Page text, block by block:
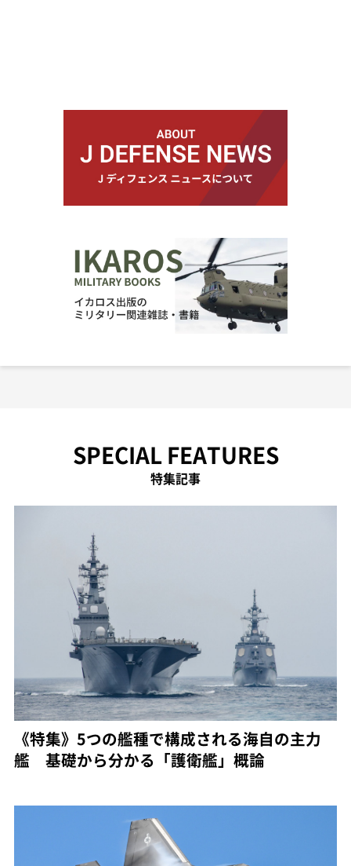
SPECIAL FEATURES
特集記事
《特集》5つの艦種で構成される海自の主力
艦 基礎から分かる「護衛艦」概論